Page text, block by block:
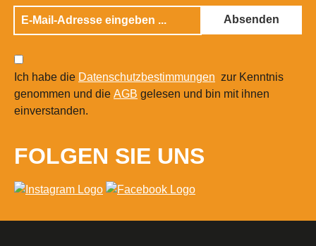
Absenden
Ich habe die Datenschutzbestimmungen zur Kenntnis
genommen und die AGB gelesen und bin mit ihnen
einverstanden.
FOLGEN SIE UNS